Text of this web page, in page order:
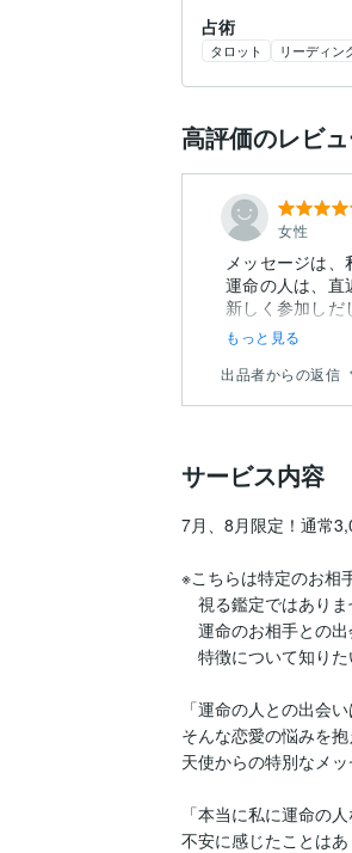
占術
タロット リーディン
高評価のレビ
女性
メッセージは、
運命の人は、直
新しく参加しだ
もっと見る
出品者からの返信
サービス内容
7月、8月限定！通常
※こちらは特定のお相
視る鑑定ではありま
運命のお相手との
特徴について知りた
「運命の人との出会
そんな恋愛の悩みを抱
天使からの特別なメッ
「本当に私に運命の
不安に感じたことは